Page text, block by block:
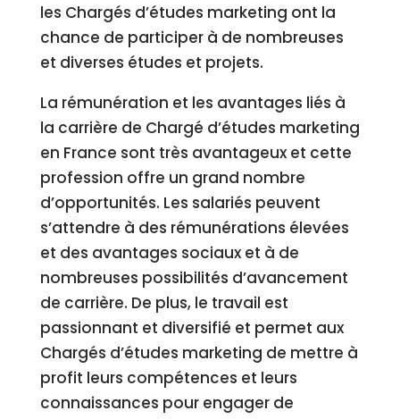
les Chargés d’études marketing ont la
chance de participer à de nombreuses
et diverses études et projets.
La rémunération et les avantages liés à
la carrière de Chargé d’études marketing
en France sont très avantageux et cette
profession offre un grand nombre
d’opportunités. Les salariés peuvent
s’attendre à des rémunérations élevées
et des avantages sociaux et à de
nombreuses possibilités d’avancement
de carrière. De plus, le travail est
passionnant et diversifié et permet aux
Chargés d’études marketing de mettre à
profit leurs compétences et leurs
connaissances pour engager de